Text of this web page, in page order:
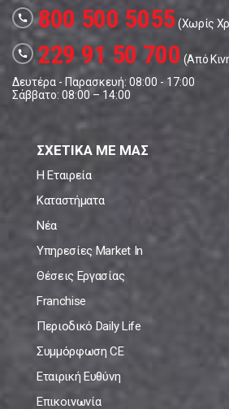
call 800 500 5055(Χωρίς
call 229 91 50 700 (Από
Δευτέρα - Παρασκευή: 08:00 - 17:00
Σάββατο: 08:00 – 14:00
ΣΧΕΤΙΚΑ ΜΕ ΜΑΣ
Η Εταιρεία
Καταστήματα
Νέα
Υπηρεσίες Market In
Θέσεις Εργασίας
Franchise
Περιοδικό Daily Life
Συμμόρφωση CE
Εταιρική Ευθύνη
Επικοινωνία